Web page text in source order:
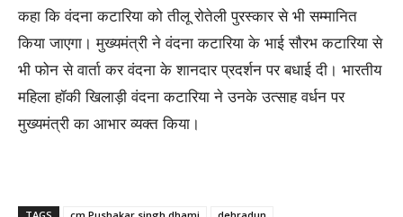
कहा कि वंदना कटारिया को तीलू रोतेली पुरस्कार से भी सम्मानित
किया जाएगा। मुख्यमंत्री ने वंदना कटारिया के भाई सौरभ कटारिया से
भी फोन से वार्ता कर वंदना के शानदार प्रदर्शन पर बधाई दी। भारतीय
महिला हॉकी खिलाड़ी वंदना कटारिया ने उनके उत्साह वर्धन पर
मुख्यमंत्री का आभार व्यक्त किया।